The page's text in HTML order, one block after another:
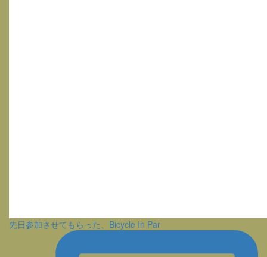
先日参加させてもらった、Bicycle In Par